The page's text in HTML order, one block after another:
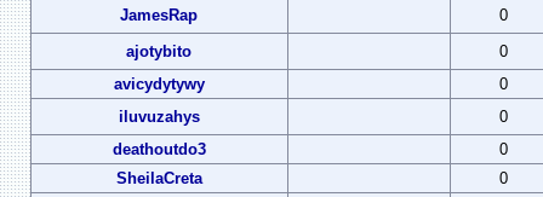
JamesRap
0
ajotybito
0
avicydytywy
0
iluvuzahys
0
deathoutdo3
0
SheilaCreta
0